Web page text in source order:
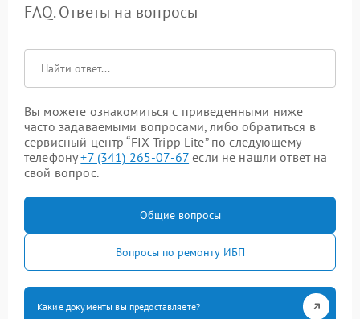
FAQ. Ответы на вопросы
Вы можете ознакомиться с приведенными ниже
часто задаваемыми вопросами, либо обратиться в
сервисный центр “FIX-Tripp Lite” по следующему
телефону+7 (341) 265-07-67 если не нашли ответ на
свой вопрос.
Общие вопросы
Вопросы по ремонту ИБП
Какие документы вы предоставляете?